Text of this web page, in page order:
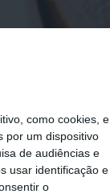
como cookies, e
por um dispositivo
de audiências e
usar identificação e
o